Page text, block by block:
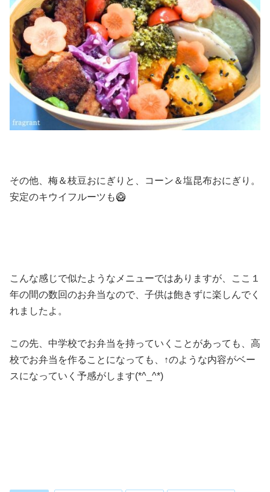
その他、梅＆枝豆おにぎりと、コーン＆塩昆布おにぎり。
安定のキウイフルーツも🥝
こんな感じで似たようなメニューではありますが、ここ１
年の間の数回のお弁当なので、子供は飽きずに楽しんでく
れましたよ。
この先、中学校でお弁当を持っていくことがあっても、高
校でお弁当を作ることになっても、↑のような内容がベー
スになっていく予感がします(*^_^*)